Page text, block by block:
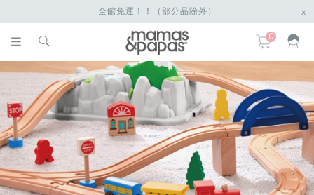
全館免運！！（部分品除外） x
0